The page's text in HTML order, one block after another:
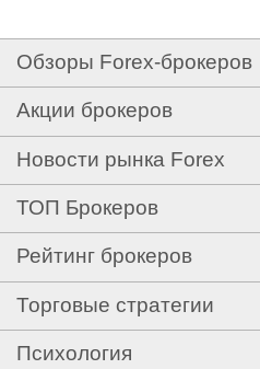
Обзоры Forex-брокеров
Акции брокеров
Новости рынка Forex
ТОП Брокеров
Рейтинг брокеров
Торговые стратегии
Психология